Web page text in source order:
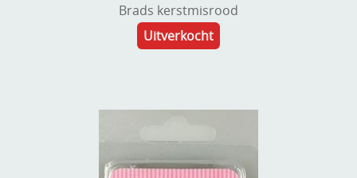
Brads kerstmisrood
Uitverkocht